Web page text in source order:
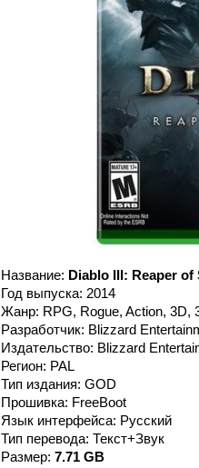
Название: Diablo III: Reaper
Год выпуска: 2014
Жанр: RPG, Rogue, Action, 3D,
Разработчик: Blizzard
Издательство: Blizzard
Регион: PAL
Тип издания: GOD
Прошивка: FreeBoot
Язык интерфейса: Русский
Тип перевода: Текст+Звук
Размер: 7.71 GB